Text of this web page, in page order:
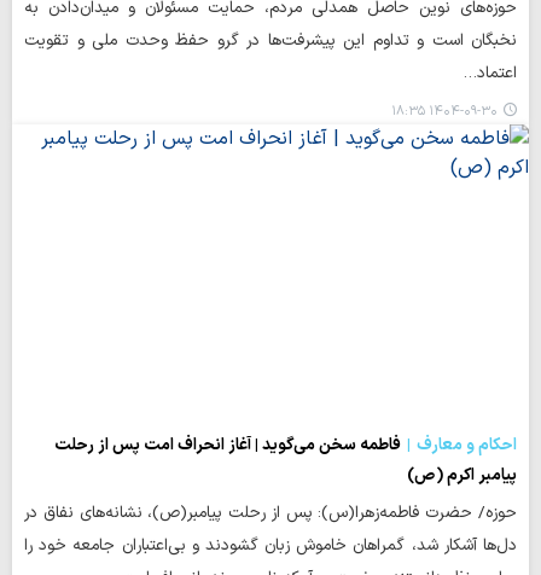
حوزه‌های نوین حاصل همدلی مردم، حمایت مسئولان و میدان‌دادن به
نخبگان است و تداوم این پیشرفت‌ها در گرو حفظ وحدت ملی و تقویت
اعتماد…
۱۴۰۴-۰۹-۳۰ ۱۸:۳۵
احکام و معارف
فاطمه سخن می‌گوید | آغاز انحراف امت پس از رحلت
پیامبر اکرم (ص)
حوزه/ حضرت فاطمه‌زهرا(س): پس از رحلت پیامبر(ص)، نشانه‌های نفاق در
دل‌ها آشکار شد، گمراهان خاموش زبان گشودند و بی‌اعتباران جامعه خود را